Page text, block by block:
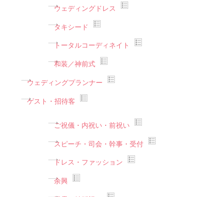
ウェディングドレス
タキシード
トータルコーディネイト
和装／神前式
ウェディングプランナー
ゲスト・招待客
ご祝儀・内祝い・前祝い
スピーチ・司会・幹事・受付
ドレス・ファッション
余興